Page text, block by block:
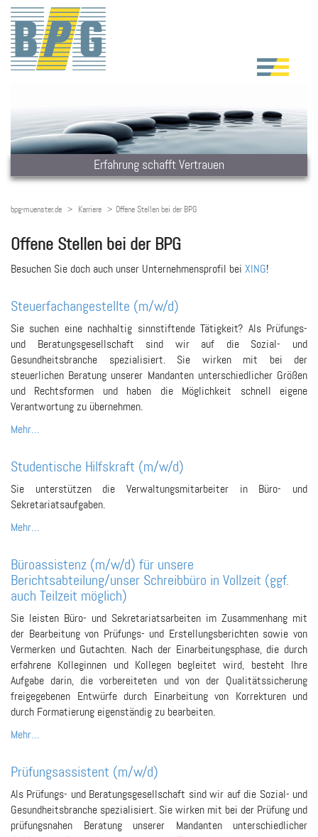
Erfahrung schafft Vertrauen
bpg-muenster.de Karriere Offene Stellen bei der BPG
Offene Stellen bei der BPG
Besuchen Sie doch auch unser Unternehmensprofil bei XING!
Steuerfachangestellte (m/w/d)
Sie suchen eine nachhaltig sinnstiftende Tätigkeit? Als Prüfungs-
und Beratungsgesellschaft sind wir auf die Sozial- und
Gesundheitsbranche spezialisiert. Sie wirken mit bei der
steuerlichen Beratung unserer Mandanten unterschiedlicher Größen
und Rechtsformen und haben die Möglichkeit schnell eigene
Verantwortung zu übernehmen.
Mehr…
Studentische Hilfskraft (m/w/d)
Sie unterstützen die Verwaltungsmitarbeiter in Büro- und
Sekretariatsaufgaben.
Mehr…
Büroassistenz (m/w/d) für unsere
Berichtsabteilung/unser Schreibbüro in Vollzeit (ggf.
auch Teilzeit möglich)
Sie leisten Büro- und Sekretariatsarbeiten im Zusammenhang mit
der Bearbeitung von Prüfungs- und Erstellungsberichten sowie von
Vermerken und Gutachten. Nach der Einarbeitungsphase, die durch
erfahrene Kolleginnen und Kollegen begleitet wird, besteht Ihre
Aufgabe darin, die vorbereiteten und von der Qualitätssicherung
freigegebenen Entwürfe durch Einarbeitung von Korrekturen und
durch Formatierung eigenständig zu bearbeiten.
Mehr…
Prüfungsassistent (m/w/d)
Als Prüfungs- und Beratungsgesellschaft sind wir auf die Sozial- und
Gesundheitsbranche spezialisiert. Sie wirken mit bei der Prüfung und
prüfungsnahen Beratung unserer Mandanten unterschiedlicher